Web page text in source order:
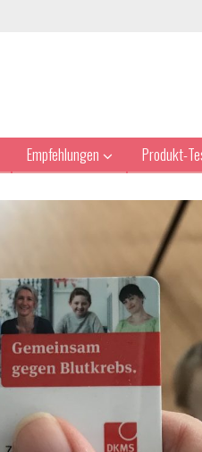
Empfehlungen Produkt-